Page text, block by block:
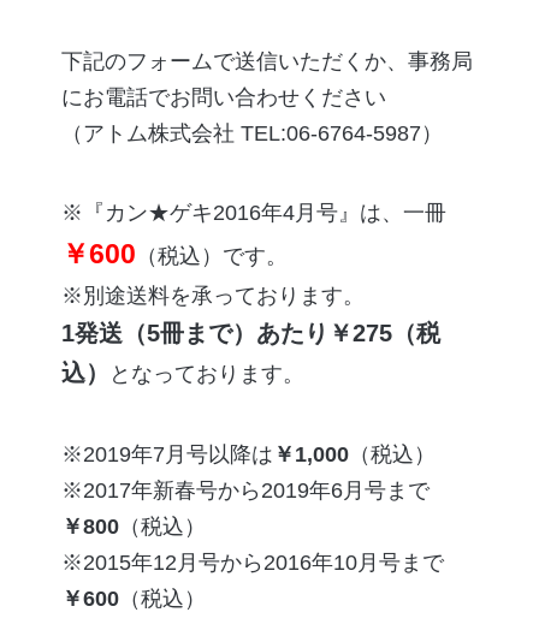
下記のフォームで送信いただくか、事務局
にお電話でお問い合わせください
（アトム株式会社 TEL:06-6764-5987）
※『カン★ゲキ2016年4月号』は、一冊
￥600 （税込）です。
※別途送料を承っております。
1発送（5冊まで）あたり￥275（税
込）
となっております。
2019年7月号以降は ￥1,000（税込）
2017年新春号から 2019年6月号まで
￥800（税込）
2015年12月号から 2016年10月号まで
￥600（税込）